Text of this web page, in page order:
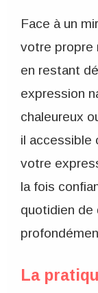
Face à un
votre propre
en restant
expression
chaleureux
il accessible
votre
la fois
quotidien de
La